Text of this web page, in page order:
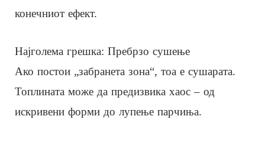
конечниот ефект.
Најголема грешка: Пребрзо сушење
Ако постои „забранета зона“, тоа е сушарата.
Топлината може да предизвика хаос – од
искривени форми до лупење парчиња.